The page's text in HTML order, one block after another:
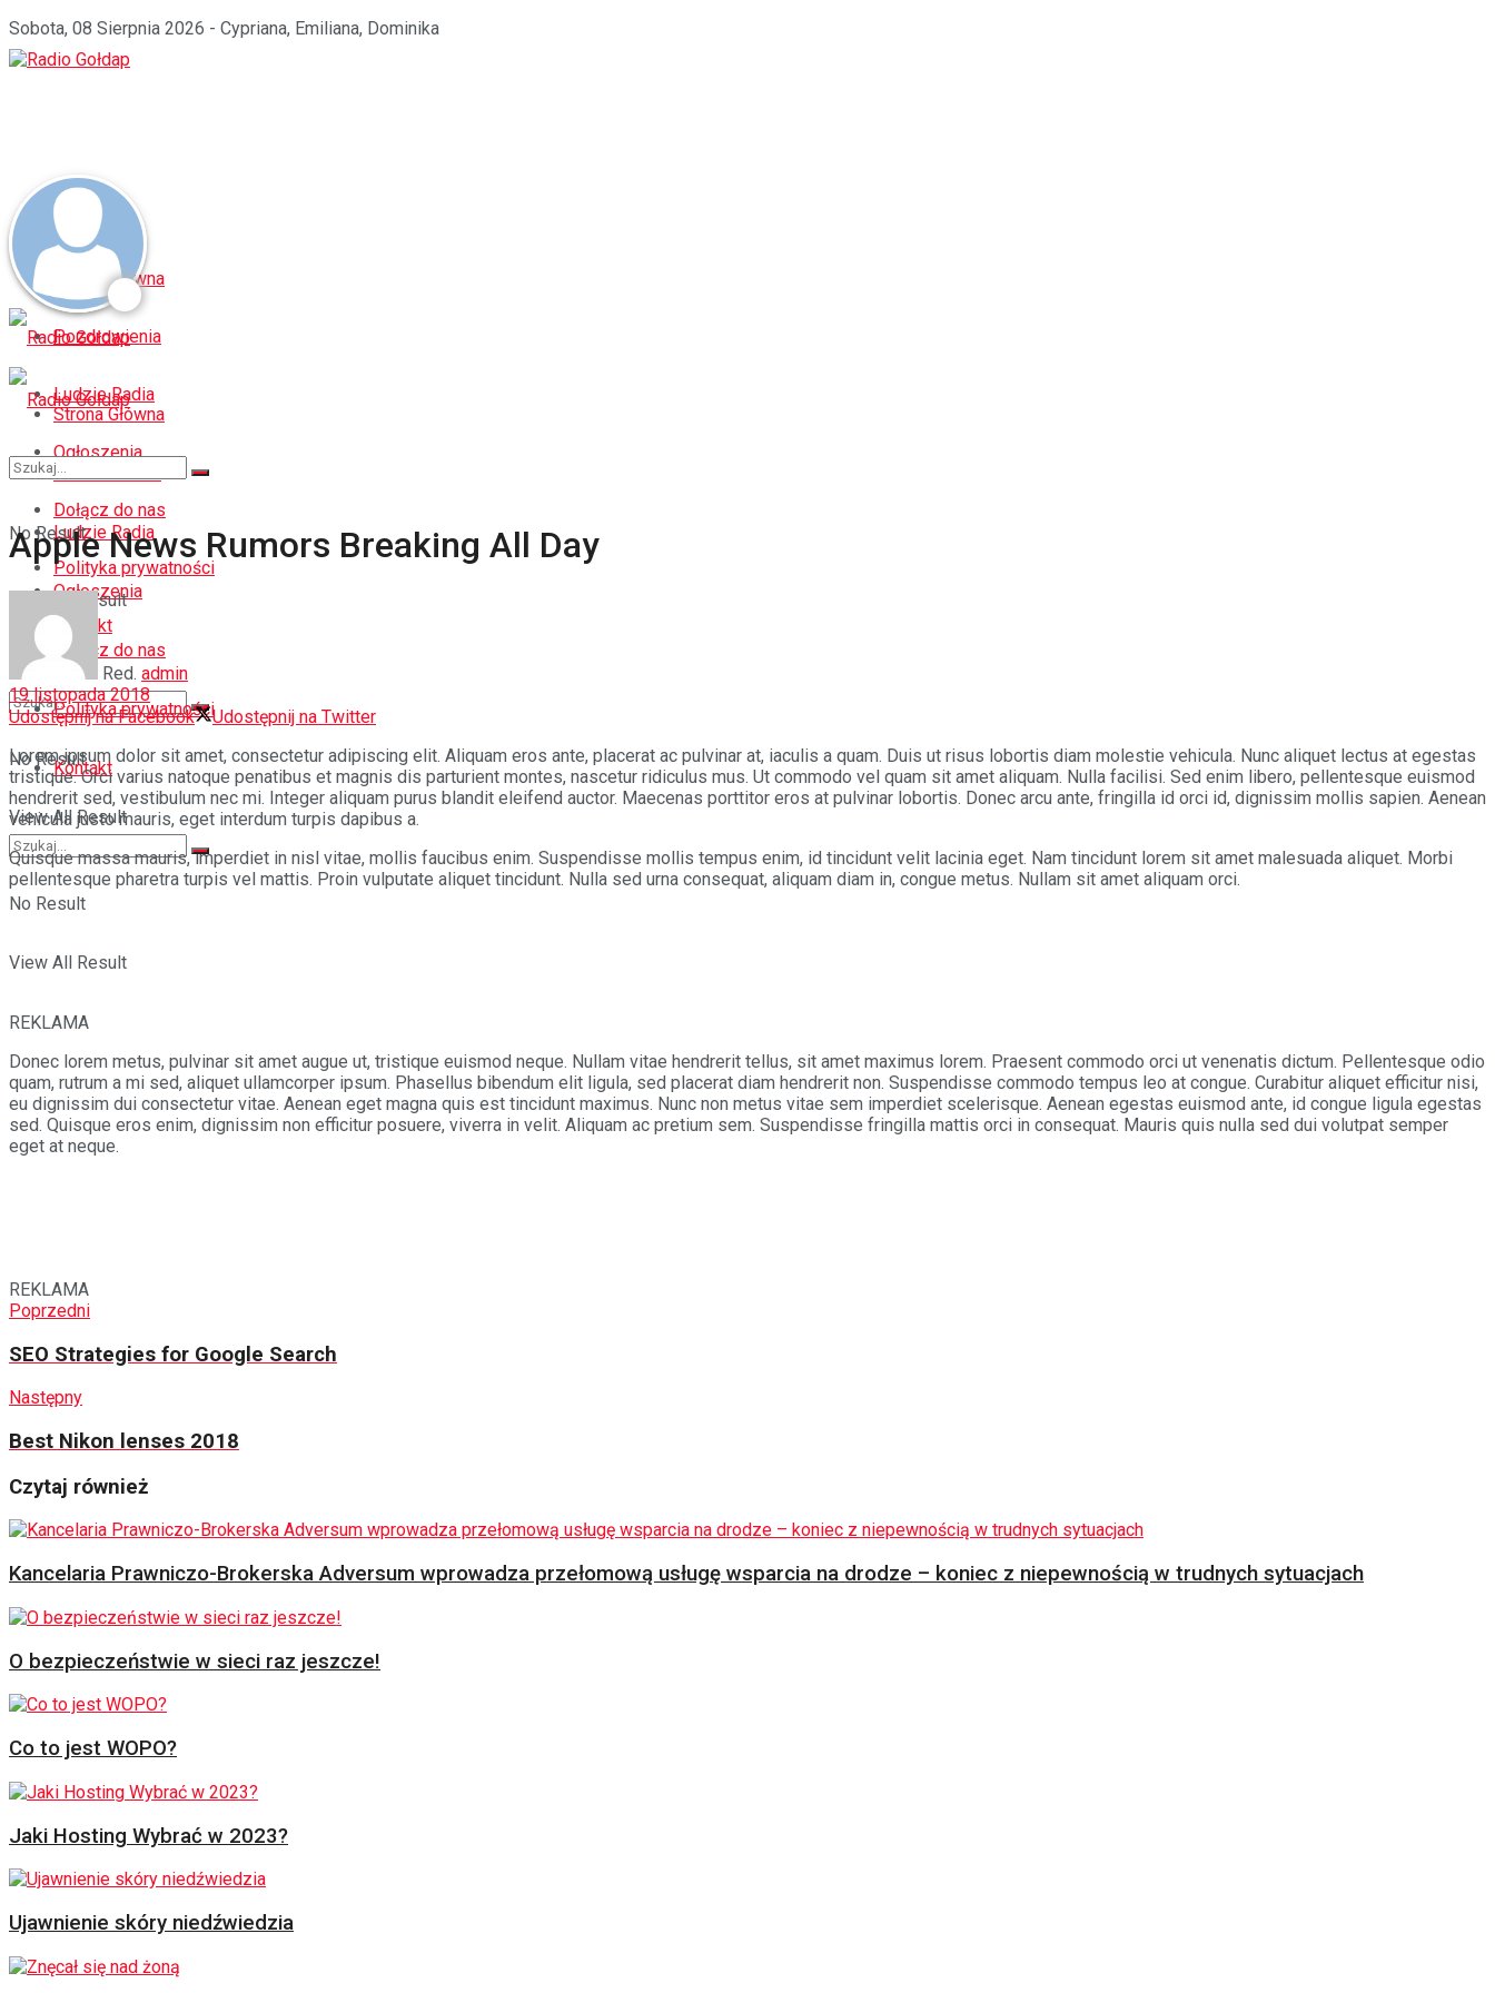
Sobota, 08 Sierpnia 2026 - Cypriana, Emiliana, Dominika
Strona Główna
Pozdrowienia
Ludzie Radia
Ogłoszenia
Dołącz do nas
Polityka prywatności
Kontakt
No Result
View All Result
Strona Główna
Pozdrowienia
Ludzie Radia
Ogłoszenia
Dołącz do nas
Polityka prywatności
Kontakt
No Result
View All Result
No Result
View All Result
Apple News Rumors Breaking All Day
Red. admin
19 listopada 2018
Udostępnij na Facebook
Udostępnij na Twitter
Lorem ipsum dolor sit amet, consectetur adipiscing elit. Aliquam eros ante, placerat ac pulvinar at, iaculis a quam. Duis ut risus lobortis diam molestie vehicula. Nunc aliquet lectus at egestas
tristique. Orci varius natoque penatibus et magnis dis parturient montes, nascetur ridiculus mus. Ut commodo vel quam sit amet aliquam. Nulla facilisi. Sed enim libero, pellentesque euismod
hendrerit sed, vestibulum nec mi. Integer aliquam purus blandit eleifend auctor. Maecenas porttitor eros at pulvinar lobortis. Donec arcu ante, fringilla id orci id, dignissim mollis sapien. Aenean
vehicula justo mauris, eget interdum turpis dapibus a.
Quisque massa mauris, imperdiet in nisl vitae, mollis faucibus enim. Suspendisse mollis tempus enim, id tincidunt velit lacinia eget. Nam tincidunt lorem sit amet malesuada aliquet. Morbi
pellentesque pharetra turpis vel mattis. Proin vulputate aliquet tincidunt. Nulla sed urna consequat, aliquam diam in, congue metus. Nullam sit amet aliquam orci.
REKLAMA
Donec lorem metus, pulvinar sit amet augue ut, tristique euismod neque. Nullam vitae hendrerit tellus, sit amet maximus lorem. Praesent commodo orci ut venenatis dictum. Pellentesque odio
quam, rutrum a mi sed, aliquet ullamcorper ipsum. Phasellus bibendum elit ligula, sed placerat diam hendrerit non. Suspendisse commodo tempus leo at congue. Curabitur aliquet efficitur nisi,
eu dignissim dui consectetur vitae. Aenean eget magna quis est tincidunt maximus. Nunc non metus vitae sem imperdiet scelerisque. Aenean egestas euismod ante, id congue ligula egestas
sed. Quisque eros enim, dignissim non efficitur posuere, viverra in velit. Aliquam ac pretium sem. Suspendisse fringilla mattis orci in consequat. Mauris quis nulla sed dui volutpat semper
eget at neque.
REKLAMA
Poprzedni
SEO Strategies for Google Search
Następny
Best Nikon lenses 2018
Czytaj również
Kancelaria Prawniczo-Brokerska Adversum wprowadza przełomową usługę wsparcia na drodze – koniec z niepewnością w trudnych sytuacjach
O bezpieczeństwie w sieci raz jeszcze!
Co to jest WOPO?
Jaki Hosting Wybrać w 2023?
Ujawnienie skóry niedźwiedzia